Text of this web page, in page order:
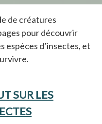
de créatures
pour découvrir
espèces d’insectes, et
SUR LES